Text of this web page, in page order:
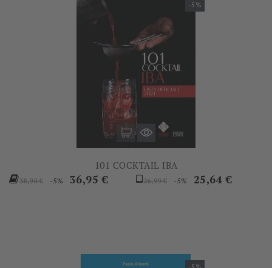
-5%
101 COCKTAIL IBA
Prezzo
38,90 € -5% Prezzo
36,95 €
Prezzo
26,99 € -5% Prezzo
25,64 €